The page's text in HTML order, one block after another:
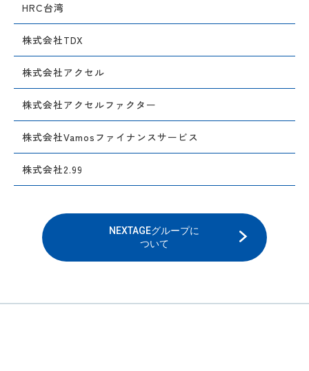
HRC台湾
株式会社TDX
株式会社アクセル
株式会社アクセルファクター
株式会社Vamosファイナンスサービス
株式会社2.99
NEXTAGEグループに
ついて